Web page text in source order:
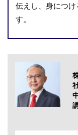
伝えし、身につ
す。